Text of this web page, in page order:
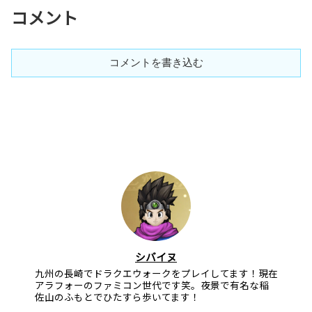
コメント
コメントを書き込む
シバイヌ
九州の長崎でドラクエウォークをプレイしてます！現在
アラフォーのファミコン世代です笑。夜景で有名な稲
佐山のふもとでひたすら歩いてます！